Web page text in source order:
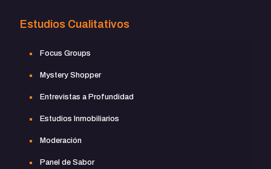
Estudios Cualitativos
Focus Groups
Mystery Shopper
Entrevistas a Profundidad
Estudios Inmobiliarios
Moderación
Panel de Sabor